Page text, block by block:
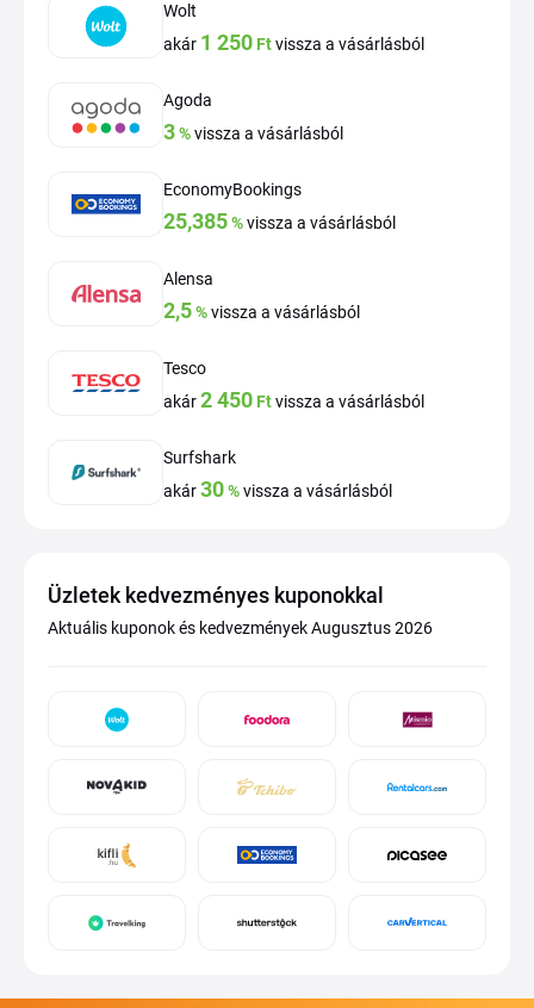
Wolt
akár 1 250 Ftvissza a vásárlásból
Agoda
3%vissza a vásárlásból
EconomyBookings
25,385%vissza a vásárlásból
Alensa
2,5%vissza a vásárlásból
Tesco
akár2 450 Ftvissza a vásárlásból
Surfshark
akár30%vissza a vásárlásból
Üzletek kedvezményes kuponokkal
Aktuális kuponok és kedvezmények Augusztus 2026